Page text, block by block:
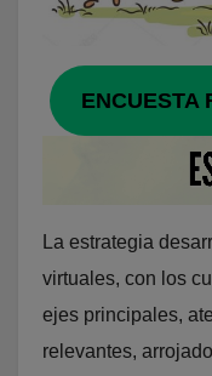
ENCUESTA
La estrategia
virtuales, con los
ejes principales,
relevantes,